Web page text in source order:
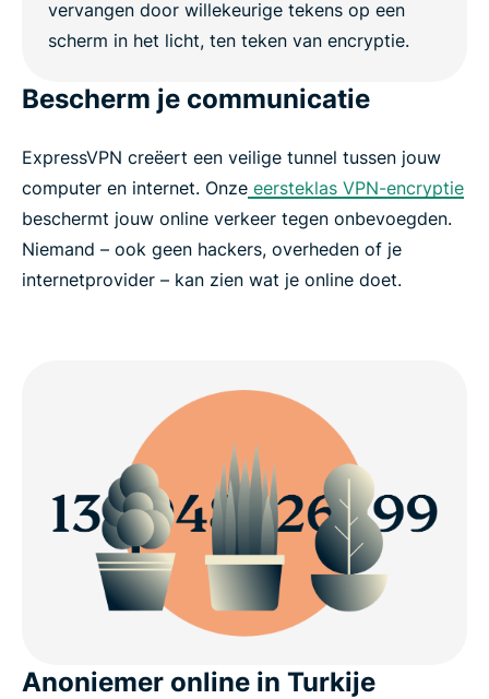
Bescherm je communicatie
ExpressVPN creëert een veilige tunnel tussen jouw
computer en internet. Onze eersteklas VPN-encryptie
beschermt jouw online verkeer tegen onbevoegden.
Niemand – ook geen hackers, overheden of je
internetprovider – kan zien wat je online doet.
Anoniemer online in Turkije